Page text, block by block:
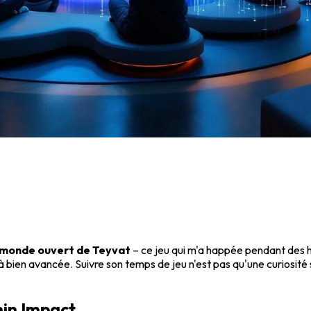
ouvert de Teyvat – ce jeu qui m'a happée pendant
avancée. Suivre son temps de jeu n'est pas qu'une